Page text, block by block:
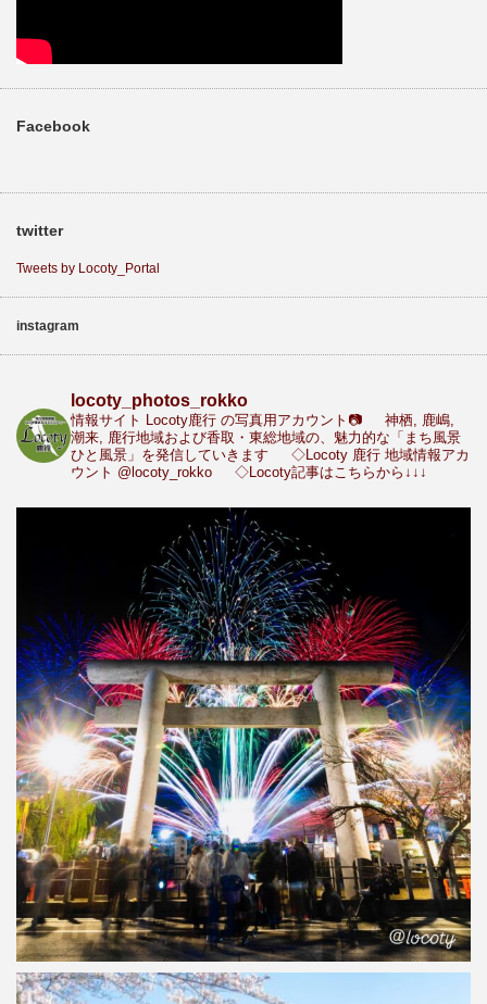
Facebook
twitter
Tweets by Locoty_Portal
instagram
locoty_photos_rokko
情報サイト Locoty鹿行 の写真用アカウント📷
神栖, 鹿嶋,
潮来, 鹿行地域および香取・東総地域の、魅力的な「まち風景
ひと風景」を発信していきます
◇Locoty 鹿行 地域情報アカ
ウント @locoty_rokko ◇Locoty記事はこちらから↓↓↓